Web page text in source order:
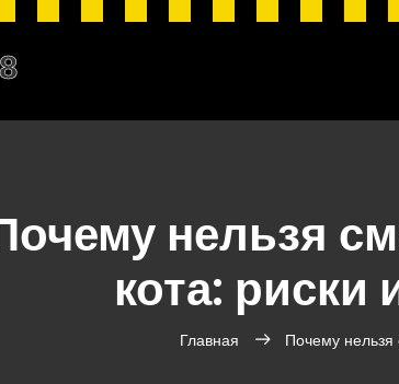
нельзя
кота: риски
Главная Почему нельзя